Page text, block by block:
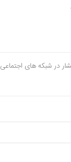
در شبکه های اجتماعی